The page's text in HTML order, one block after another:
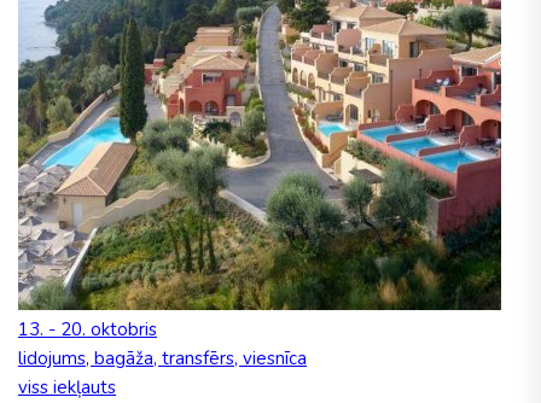
13. - 20. oktobris
lidojums, bagāža, transfērs, viesnīca
viss iekļauts